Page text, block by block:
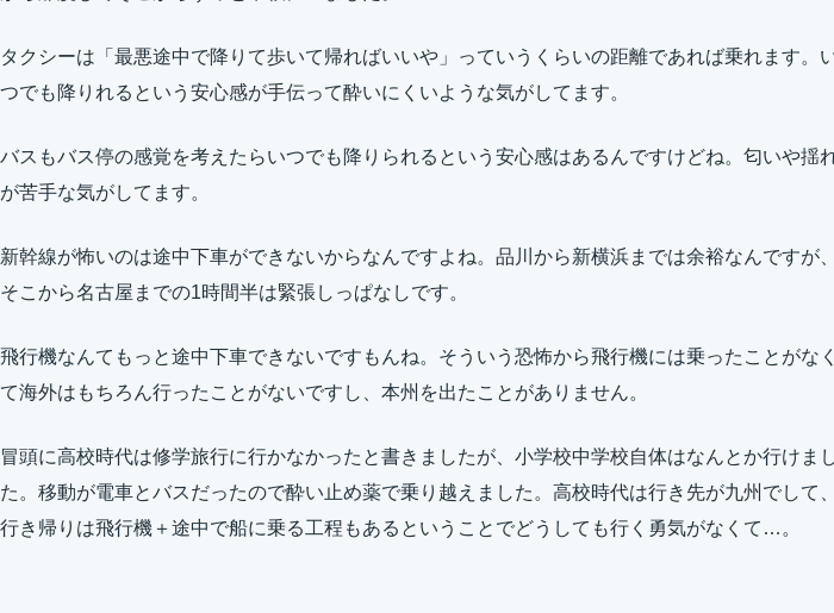
タクシーは「最悪途中で降りて歩いて帰ればいいや」っていうくらいの距離であれば乗れます。
つでも降りれるという安心感が手伝って酔いにくいような気がしてます。
バスもバス停の感覚を考えたらいつでも降りられるという安心感はあるんですけどね。匂いや揺
が苦手な気がしてます。
新幹線が怖いのは途中下車ができないからなんですよね。品川から新横浜までは余裕なんですが、
そこから名古屋までの1時間半は緊張しっぱなしです。
飛行機なんてもっと途中下車できないですもんね。そういう恐怖から飛行機には乗ったことがなく
て海外はもちろん行ったことがないですし、本州を出たことがありません。
冒頭に高校時代は修学旅行に行かなかったと書きましたが、小学校中学校自体はなんとか行けま
た。移動が電車とバスだったので酔い止め薬で乗り越えました。高校時代は行き先が九州でして、
行き帰りは飛行機＋途中で船に乗る工程もあるということでどうしても行く勇気がなくて…。